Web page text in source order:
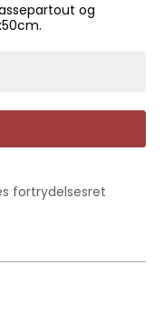
og
fortrydelsesret